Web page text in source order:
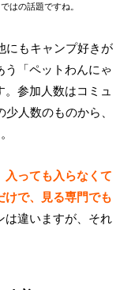
はの話題ですね。
にもキャンプ好きが
う「ペットわんにゃ
参加人数はコミュ
人数のものから、
入っても入らなくて
けで、見る専門でも
は違いますが、それ